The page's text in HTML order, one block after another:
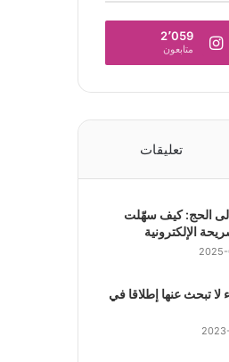
2٬059
متابعون
تعليقات
الحج: كيف سهّلت
الإلكترونية
لا تبحث عنها إطلاقا في